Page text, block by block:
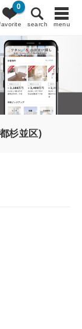
0
search menu
杉並区)